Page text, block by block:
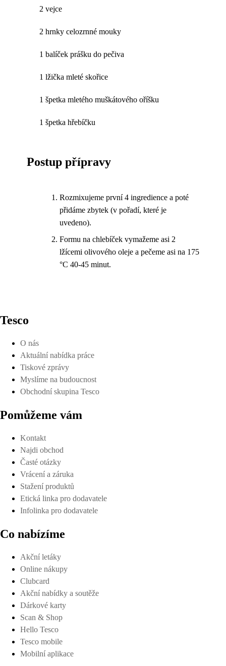
2 vejce
2 hrnky celozrnné mouky
1 balíček prášku do pečiva
1 lžička mleté skořice
1 špetka mletého muškátového oříšku
1 špetka hřebíčku
Postup přípravy
Rozmixujeme první 4 ingredience a poté
přidáme zbytek (v pořadí, které je
uvedeno).
Formu na chlebíček vymažeme asi 2
lžícemi olivového oleje a pečeme asi na 175
°C 40-45 minut.
Tesco
O nás
Aktuální nabídka práce
Tiskové zprávy
Myslíme na budoucnost
Obchodní skupina Tesco
Pomůžeme vám
Kontakt
Najdi obchod
Časté otázky
Vrácení a záruka
Stažení produktů
Etická linka pro dodavatele
Infolinka pro dodavatele
Co nabízíme
Akční letáky
Online nákupy
Clubcard
Akční nabídky a soutěže
Dárkové karty
Scan & Shop
Hello Tesco
Tesco mobile
Mobilní aplikace